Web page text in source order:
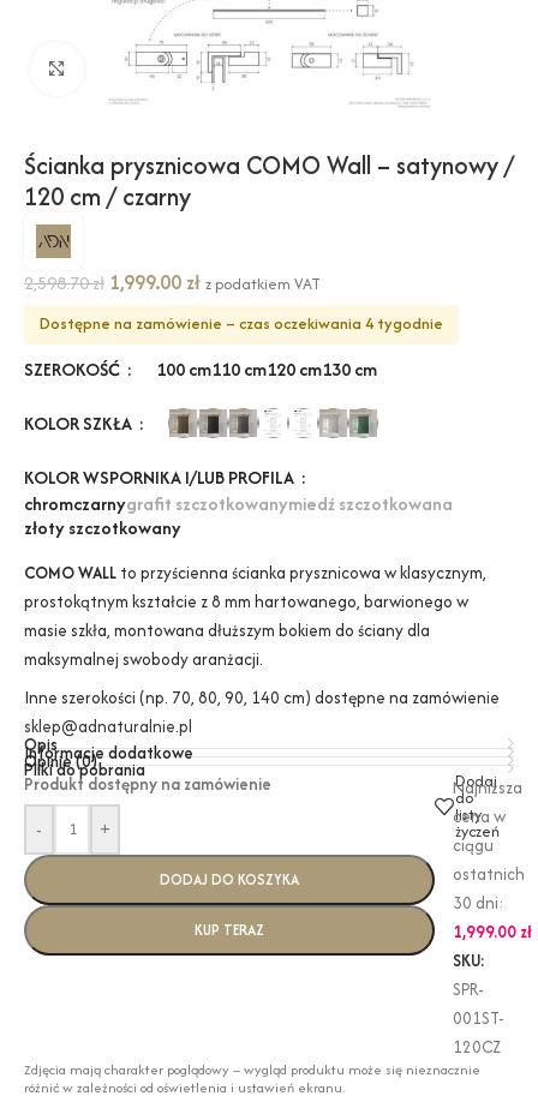
Kliknij, aby powiększyć
Ścianka prysznicowa COMO Wall – satynowy /
120 cm / czarny
2,598.70zł 1,999.00 zł z podatkiem VAT
Dostępne na zamówienie – czas oczekiwania 4 tygodnie
SZEROKOŚĆ 100 cm110 cm120 cm130 cm
KOLOR SZKŁA
KOLOR WSPORNIKA I/LUB PROFILA
chromczarnygrafit szczotkowanymiedź szczotkowana
złoty szczotkowany
COMO WALL to przyścienna ścianka prysznicowa w klasycznym,
prostokątnym kształcie z 8 mm hartowanego, barwionego w
masie szkła, montowana dłuższym bokiem do ściany dla
maksymalnej swobody aranżacji.
Inne szerokości (np. 70, 80, 90, 140 cm) dostępne na zamówienie
sklep@adnaturalnie.pl
Opis
Informacje dodatkowe
Opinie (0)
Pliki do pobrania
Produkt dostępny na zamówienie
-
+
DODAJ DO KOSZYKA
KUP TERAZ
Dodaj
do
listy
życzeń
Najniższa
cena w
ciągu
ostatnich
30 dni:
1,999.00 zł
SKU:
SPR-
001ST-
120CZ
Zdjęcia mają charakter poglądowy – wygląd produktu może się nieznacznie
różnić w zależności od oświetlenia i ustawień ekranu.